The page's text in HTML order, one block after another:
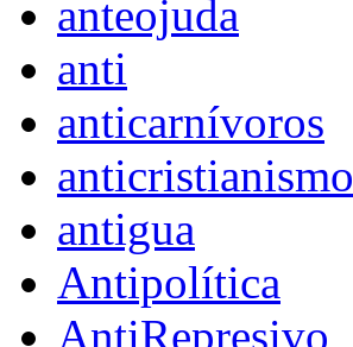
anteojuda
anti
anticarnívoros
anticristianismo
antigua
Antipolítica
AntiRepresivo